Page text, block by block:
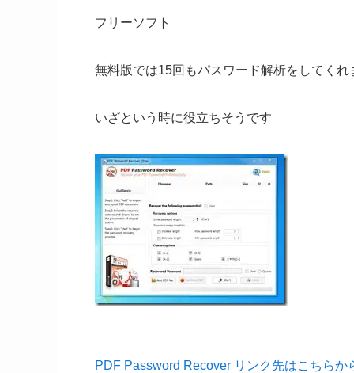
フリーソフト
無料版では15回もパスワード解析をしてくれ
いざという時に役立ちそうです
PDF Password Recover リンク先はこちらか